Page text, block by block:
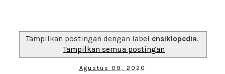
Tampilkan postingan dengan label ensiklopedia.
Tampilkan semua postingan
Agustus 09, 2020